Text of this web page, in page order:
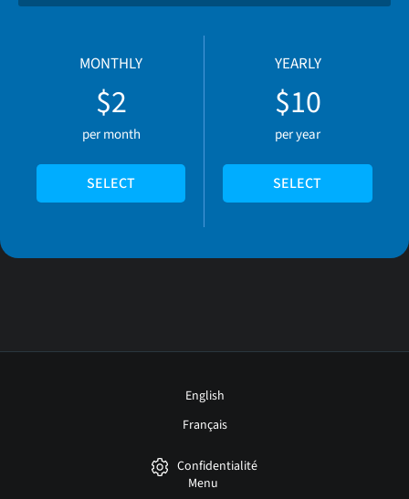
MONTHLY
$2
per month
SELECT
YEARLY
$10
per year
SELECT
English
Français
Confidentialité
Menu